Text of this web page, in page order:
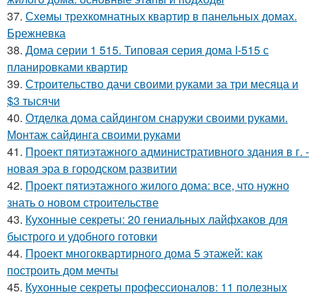
37. Схемы трехкомнатных квартир в панельных домах.
Брежневка
38. Дома серии 1 515. Типовая серия дома I-515 с
планировками квартир
39. Строительство дачи своими руками за три месяца и
$3 тысячи
40. Отделка дома сайдингом снаружи своими руками.
Монтаж сайдинга своими руками
41. Проект пятиэтажного административного здания в г. -
новая эра в городском развитии
42. Проект пятиэтажного жилого дома: все, что нужно
знать о новом строительстве
43. Кухонные секреты: 20 гениальных лайфхаков для
быстрого и удобного готовки
44. Проект многоквартирного дома 5 этажей: как
построить дом мечты
45. Кухонные секреты профессионалов: 11 полезных